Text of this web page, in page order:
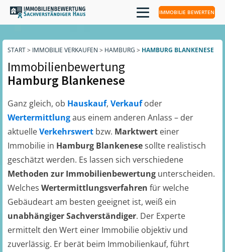
IMMOBILIE BEWERTEN
START> IMMOBILIE VERKAUFEN > HAMBURG > HAMBURG BLANKENESE
Immobilienbewertung
Hamburg Blankenese
Ganz gleich, ob Hauskauf, Verkaufoder
Wertermittlungaus einem anderen Anlass – der
aktuelleVerkehrswert bzw. Marktwert einer
Immobilie in Hamburg Blankenesesollte realistisch
geschätzt werden. Es lassen sich verschiedene
Methoden zur Immobilienbewertung unterscheiden.
Welches Wertermittlungsverfahren für welche
Gebäudeart am besten geeignet ist, weiß ein
unabhängiger Sachverständiger. Der Experte
ermittelt den Wert einer Immobilie objektiv und
zuverlässig. Er berät beim Immobilienkauf, führt